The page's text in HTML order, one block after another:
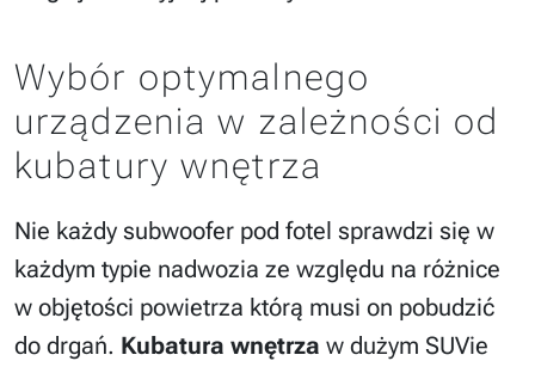
Wybór optymalnego
urządzenia w zależności od
kubatury wnętrza
Nie każdy subwoofer pod fotel sprawdzi się w
każdym typie nadwozia ze względu na różnice
w objętości powietrza którą musi on pobudzić
do drgań. Kubatura wnętrza w dużym SUVie